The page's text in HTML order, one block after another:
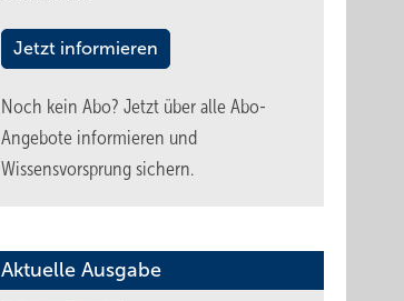
Jetzt informieren
Noch kein Abo? Jetzt über alle Abo-
Angebote informieren und
Wissensvorsprung sichern.
Aktuelle Ausgabe